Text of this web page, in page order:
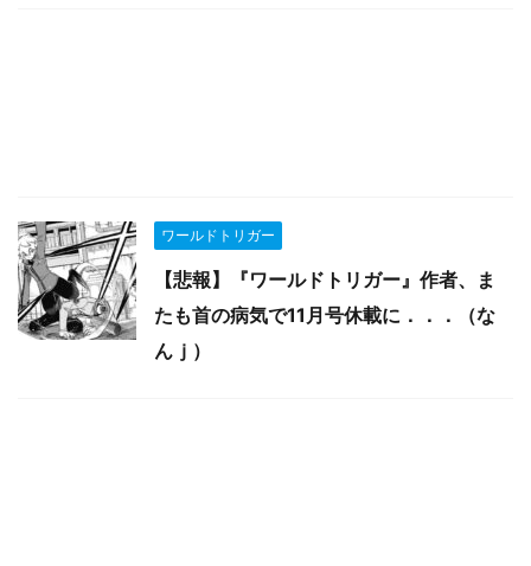
ワールドトリガー
【悲報】『ワールドトリガー』作者、ま
たも首の病気で11月号休載に．．．（な
んｊ）